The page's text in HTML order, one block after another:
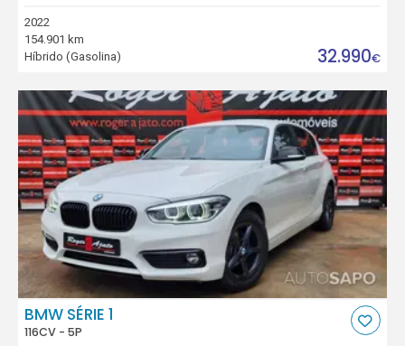
2022
154.901 km
Híbrido (Gasolina)
32.990€
BMW SÉRIE 1
116CV - 5P